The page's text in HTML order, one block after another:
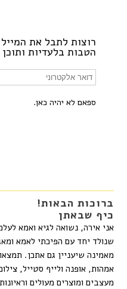
רוצות לתבל את
הטבות בלעדיות
ספאם לא יהיה כאן.
ברוכות הבאות!
כיף שבאתן
אני אירה, נשואה לגיא ואמא
שנולד יחד עם הפיכתי לאמא
מאמינה שיעניין גם אתכן.
מעצבים ומוצרים מעולים